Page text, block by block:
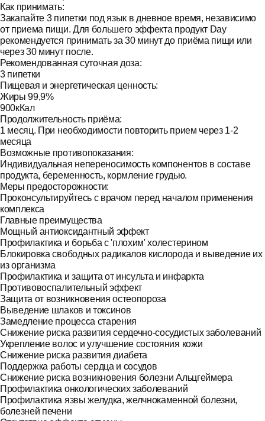
Как принимать:
Закапайте 3 пипетки под язык в дневное время, независимо
от приема пищи. Для большего эффекта продукт Day
рекомендуется принимать за 30 минут до приёма пищи или
через 30 минут после.
Рекомендованная суточная доза:
3 пипетки
Пищевая и энергетическая ценность:
Жиры 99,9%
900кКал
Продолжительность приёма:
1 месяц. При необходимости повторить прием через 1-2
месяца
Возможные противопоказания:
Индивидуальная непереносимость компонентов в составе
продукта, беременность, кормление грудью.
Меры предосторожности:
Проконсультируйтесь с врачом перед началом применения
комплекса
Главные преимущества
Мощный антиоксидантный эффект
Профилактика и борьба с 'плохим' холестерином
Блокировка свободных радикалов кислорода и выведение их
из организма
Профилактика и защита от инсульта и инфаркта
Противовоспалительный эффект
Защита от возникновения остеопороза
Выведение шлаков и токсинов
Замедление процесса старения
Снижение риска развития сердечно-сосудистых заболеваний
Укрепление волос и улучшение состояния кожи
Снижение риска развития диабета
Поддержка работы сердца и сосудов
Снижение риска возникновения болезни Альцгеймера
Профилактика онкологических заболеваний
Профилактика язвы желудка, желчнокаменной болезни,
болезней печени